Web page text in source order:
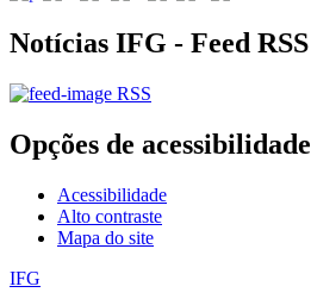
Notícias IFG - Feed RSS
RSS
Opções de acessibilidade
Acessibilidade
Alto contraste
Mapa do site
IFG